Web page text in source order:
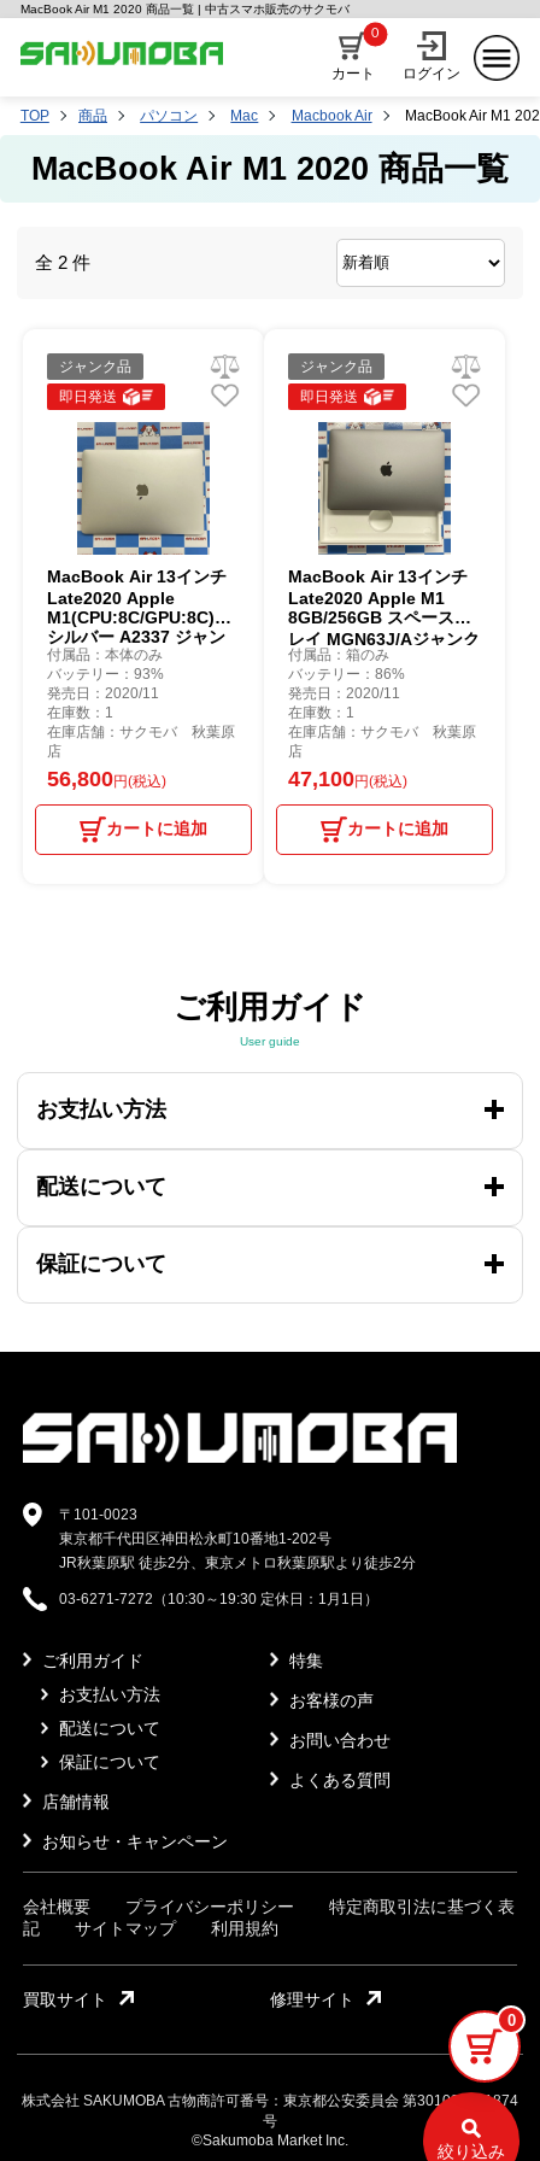
MacBook Air M1 2020 商品一覧 | 中古スマホ販売のサクモバ
カート
0
ログイン
TOP 商品 パソコン Mac Macbook Air MacBook Air M1
MacBook Air M1 2020 商品一覧
全 2 件
ジャンク品
即日発送
MacBook Air 13インチ
Late2020 Apple
M1(CPU:8C/GPU:8C)8GB/512GB
シルバー A2337 ジャン
ク品
付属品：本体のみ
バッテリー：93%
発売日：2020/11
在庫数：1
在庫店舗：サクモバ 秋葉原
店
56,800円(税込)
カートに追加
ジャンク品
即日発送
MacBook Air 13インチ
Late2020 Apple M1
8GB/256GB スペースグ
レイ MGN63J/Aジャンク
品
付属品：箱のみ
バッテリー：86%
発売日：2020/11
在庫数：1
在庫店舗：サクモバ 秋葉原
店
47,100円(税込)
カートに追加
0
絞り込み
ご利用ガイド
User guide
お支払い方法
配送について
保証について
〒101-0023
東京都千代田区神田松永町10番地1-202号
JR秋葉原駅 徒歩2分、東京メトロ秋葉原駅より徒歩2分
03-6271-7272（10:30～19:30 定休日：1月1日）
ご利用ガイド
お支払い方法
配送について
保証について
店舗情報
お知らせ・キャンペーン
特集
お客様の声
お問い合わせ
よくある質問
会社概要 プライバシーポリシー
特定商取引法に基づく表
記
サイトマップ 利用規約
買取サイト 修理サイト
株式会社 SAKUMOBA 古物商許可番号：東京都公安委員会 第301032121874
号
©Sakumoba Market Inc.